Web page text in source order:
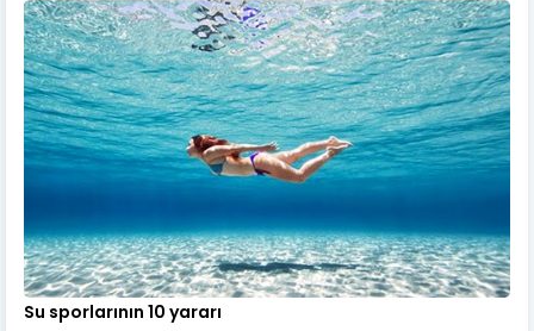
Su sporlarının 10 yararı